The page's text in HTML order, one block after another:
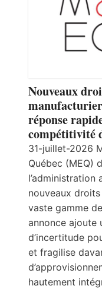
Nouveaux
réponse
compétitivité
31-juillet-2026
Québec (MEQ)
l’administration
nouveaux
vaste gamme
annonce ajoute
d’incertitude
et fragilise
hautement